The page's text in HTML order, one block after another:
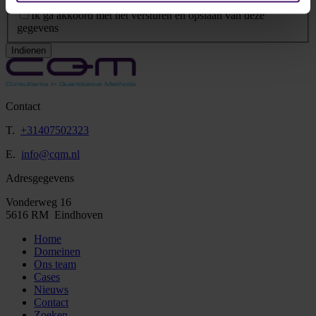
Privacy Statement*
Ik ga akkoord met het versturen en opslaan van deze
gegevens
Indienen
Contact
T. +31407502323
E. info@cqm.nl
Adresgegevens
Vonderweg 16
5616 RM Eindhoven
Home
Domeinen
Ons team
Cases
Nieuws
Contact